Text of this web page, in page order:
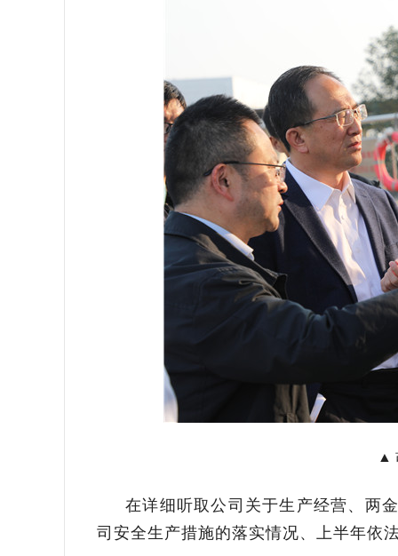
▲
在详细听取公司关于生产经营、两
司安全生产措施的落实情况、上半年依